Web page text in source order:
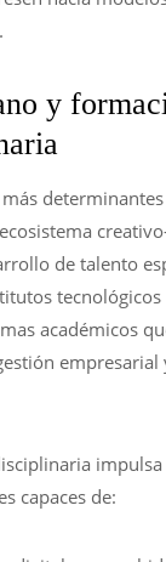
y
de talento
tecnológicos
académicos
empresarial
impulsa
capaces de: